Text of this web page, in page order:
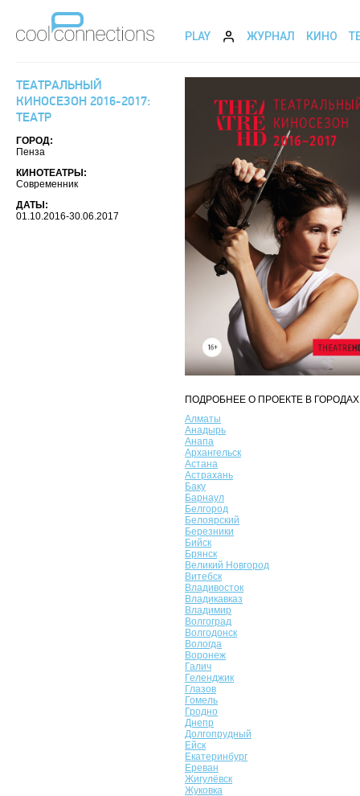
PLAY ЖУРНАЛ КИНО
ТЕАТРАЛЬНЫЙ
КИНОСЕЗОН 2016-2017:
ТЕАТР
ГОРОД:
Пенза
КИНОТЕАТРЫ:
Современник
ДАТЫ:
01.10.2016-30.06.2017
ПОДРОБНЕЕ О ПРОЕКТЕ В
Алматы
Анадырь
Анапа
Архангельск
Астана
Астрахань
Баку
Барнаул
Белгород
Белоярский
Березники
Бийск
Брянск
Великий Новгород
Витебск
Владивосток
Владикавказ
Владимир
Волгоград
Волгодонск
Вологда
Воронеж
Галич
Геленджик
Глазов
Гомель
Гродно
Днепр
Долгопрудный
Ейск
Екатеринбург
Ереван
Жигулёвск
Жуковка